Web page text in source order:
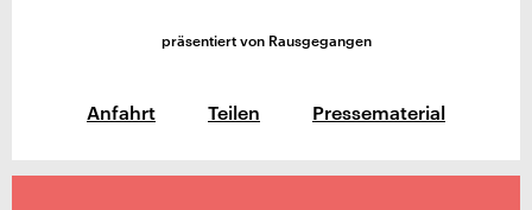
präsentiert von Rausgegangen
Anfahrt Teilen Pressematerial